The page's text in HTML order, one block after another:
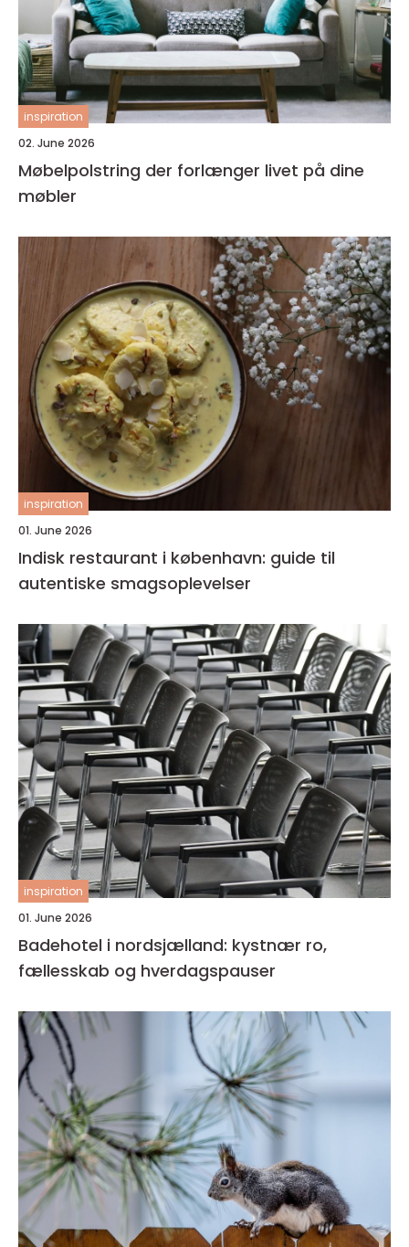
inspiration
02. June 2026
Møbelpolstring der forlænger livet på dine
møbler
inspiration
01. June 2026
Indisk restaurant i københavn: guide til
autentiske smagsoplevelser
inspiration
01. June 2026
Badehotel i nordsjælland: kystnær ro,
fællesskab og hverdagspauser